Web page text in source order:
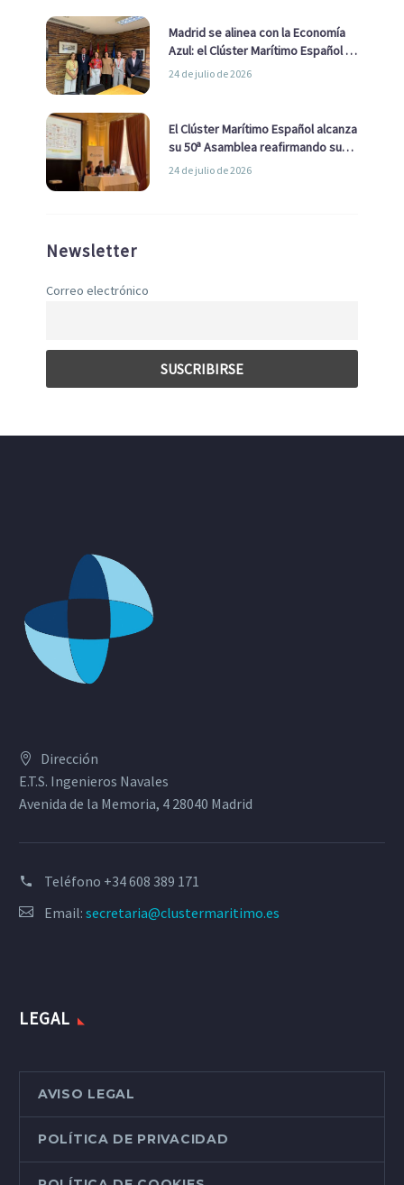
Madrid se alinea con la Economía
Azul: el Clúster Marítimo Español y
la Real Liga Naval avanzan alianzas
24 de julio de 2026
El Clúster Marítimo Español alcanza
su 50ª Asamblea reafirmando su
liderazgo en la Economía Azul
24 de julio de 2026
Newsletter
Correo electrónico
Dirección
E.T.S. Ingenieros Navales
Avenida de la Memoria, 4 28040 Madrid
Teléfono +34 608 389 171
Email: secretaria@clustermaritimo.es
LEGAL
AVISO LEGAL
POLÍTICA DE PRIVACIDAD